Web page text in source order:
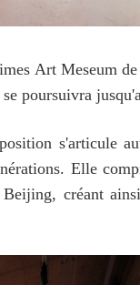
Art Meseum
poursuivra
s'articule
Elle
créant